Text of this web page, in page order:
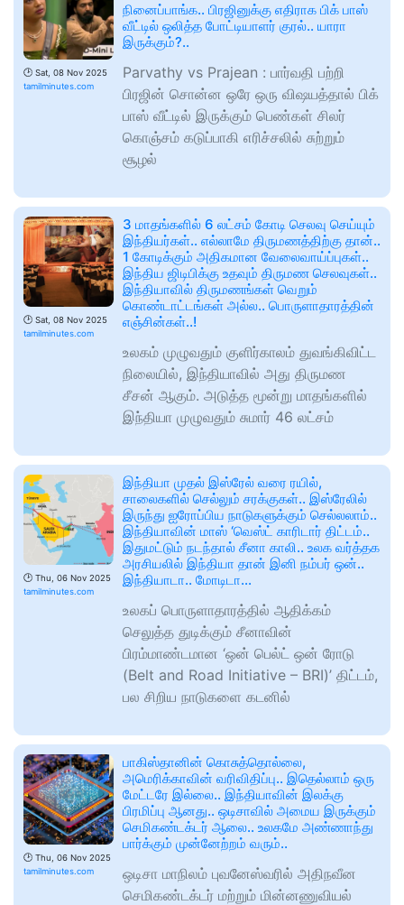
🕑 Sat, 08 Nov 2025
tamilminutes.com
நினைப்பாங்க.. பிரஜினுக்கு எதிராக பிக் பாஸ்
வீட்டில் ஒலித்த போட்டியாளர் குரல்.. யாரா
இருக்கும்?..
Parvathy vs Prajean : பார்வதி பற்றி
பிரஜின் சொன்ன ஒரே ஒரு விஷயத்தால் பிக்
பாஸ் வீட்டில் இருக்கும் பெண்கள் சிலர்
கொஞ்சம் கடுப்பாகி எரிச்சலில் சுற்றும்
சூழல்
🕑 Sat, 08 Nov 2025
tamilminutes.com
3 மாதங்களில் 6 லட்சம் கோடி செலவு செய்யும்
இந்தியர்கள்.. எல்லாமே திருமணத்திற்கு தான்..
1 கோடிக்கும் அதிகமான வேலைவாய்ப்புகள்..
இந்திய ஜிடிபிக்கு உதவும் திருமண செலவுகள்..
இந்தியாவில் திருமணங்கள் வெறும்
கொண்டாட்டங்கள் அல்ல.. பொருளாதாரத்தின்
எஞ்சின்கள்..!
உலகம் முழுவதும் குளிர்காலம் துவங்கிவிட்ட
நிலையில், இந்தியாவில் அது திருமண
சீசன் ஆகும். அடுத்த மூன்று மாதங்களில்
இந்தியா முழுவதும் சுமார் 46 லட்சம்
🕑 Thu, 06 Nov 2025
tamilminutes.com
இந்தியா முதல் இஸ்ரேல் வரை ரயில்,
சாலைகளில் செல்லும் சரக்குகள்.. இஸ்ரேலில்
இருந்து ஐரோப்பிய நாடுகளுக்கும் செல்லலாம்..
இந்தியாவின் மாஸ் ‘வெஸ்ட் காரிடார் திட்டம்..
இதுமட்டும் நடந்தால் சீனா காலி.. உலக வர்த்தக
அரசியலில் இந்தியா தான் இனி நம்பர் ஒன்..
இந்தியாடா.. மோடிடா…
உலகப் பொருளாதாரத்தில் ஆதிக்கம்
செலுத்த துடிக்கும் சீனாவின்
பிரம்மாண்டமான ‘ஒன் பெல்ட் ஒன் ரோடு
(Belt and Road Initiative – BRI)’ திட்டம்,
பல சிறிய நாடுகளை கடனில்
🕑 Thu, 06 Nov 2025
tamilminutes.com
பாகிஸ்தானின் கொசுத்தொல்லை,
அமெரிக்காவின் வரிவிதிப்பு.. இதெல்லாம் ஒரு
மேட்டரே இல்லை.. இந்தியாவின் இலக்கு
பிரமிப்பு ஆனது.. ஒடிசாவில் அமைய இருக்கும்
செமிகண்டக்டர் ஆலை.. உலகமே அண்ணாந்து
பார்க்கும் முன்னேற்றம் வரும்..
ஒடிசா மாநிலம் புவனேஸ்வரில் அதிநவீன
செமிகண்டக்டர் மற்றும் மின்னணுவியல்